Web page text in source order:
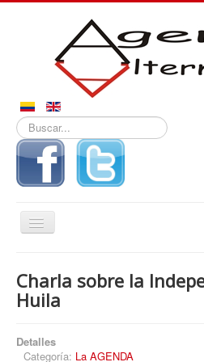
Buscar...
Alternar
navegación
Noticias
Reportajes
Charla sobre la
Huila
Detalles
Categoría: La AGENDA